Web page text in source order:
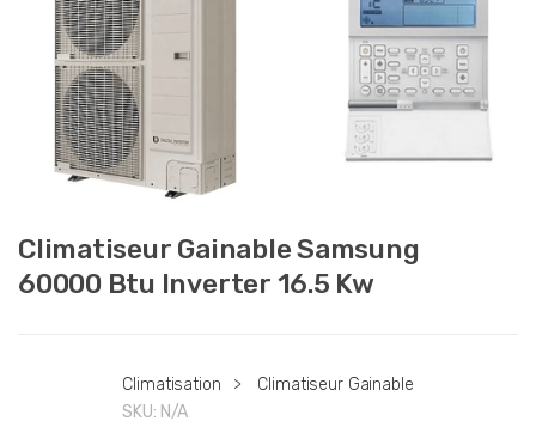
Climatiseur Gainable Samsung
60000 Btu Inverter 16.5 Kw
Climatisation >
Climatiseur Gainable
SKU: N/A